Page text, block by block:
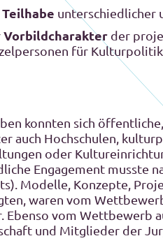
Teilhabe unterschiedlicher
Vorbildcharakter der
für
konnten sich
auch Hochschulen,
oder
Engagement musste
Modelle, Konzepte,
waren vom
Ebenso vom Wettbewerb
und Mitglieder der